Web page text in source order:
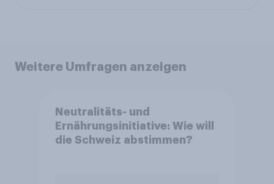
Weitere Umfragen anzeigen
Neutralitäts- und
Ernährungsinitiative: Wie will
die Schweiz abstimmen?